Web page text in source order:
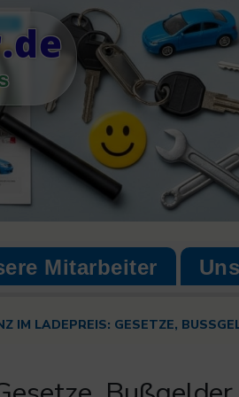
Mitarbeiter
IM LADEPREIS: GESETZE,